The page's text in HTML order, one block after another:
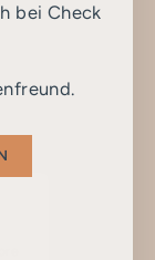
bei Check